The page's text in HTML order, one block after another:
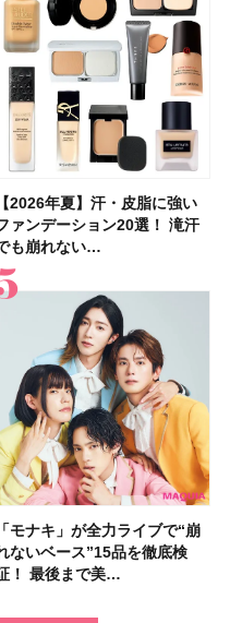
【2026年夏】汗・皮脂に強い
ァンデーション20選！ 滝汗
も崩れない…
「モナキ」が全力ライブで“崩
ないベース”15品を徹底検
！ 最後まで美…
【クリスマスコフレ2026】ク
ニークのホリデーコフレを一
紹介！ 人気…
【2026夏】「毛穴ケア」ラン
ングTOP5！＜マキアビュー
ィーズが投…
【2026年夏】汗・皮脂に強い
ァンデーション20選！ 滝汗
も崩れない…
「モナキ」が全力ライブで“崩
ないベース”15品を徹底検
！ 最後まで美…
【デパコスのネイルオイル10
】プレゼントにおすすめ！ケ
効果、ビジュ、…
「ミス ディオール オードゥ パ
ファン」が新たな装いで登
！ シルバー…
【40代以上の髪悩み おすすめ
イテム15選】“白髪・薄毛・
ねり”に最…
【石井美保さんのおすすめお菓
＆お茶10選】手土産にもぴっ
り
【最新】髪のうねり・広がり・
せ毛におすすめのシャンプー
選
【2026年】最新トレンド「ボ
」13種類を徹底解説！ 定番
人気の髪型…
【2026年8月の一粒万倍日】お
すめの開運コスメ＆美容アイ
ム10選！
【無印良品】スキンケア×衣料
材の最強タッグで実現！ 着
だけで保湿でき…
LUNASOLアイカラーレーショ
N EX17Evening Muse …
【キャンメイク】売切続出！先
発売中の「クリアヴェールセ
ティングパウダ…